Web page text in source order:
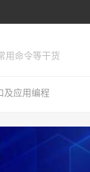
用命令等干货
及应用编程